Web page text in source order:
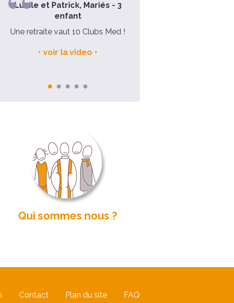
Lucile et Patrick, Mariés - 3
enfant
Une retraite vaut 10 Clubs Med !
voir la video
Qui sommes nous ?
Contact Plan du site FAQ